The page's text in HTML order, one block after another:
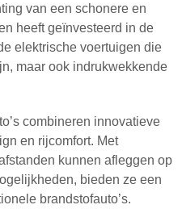
van een schonere en
heeft geïnvesteerd in de
elektrische voertuigen die
maar ook indrukwekkende
combineren innovatieve
en rijcomfort. Met
kunnen afleggen op
bieden ze een
brandstofauto’s.